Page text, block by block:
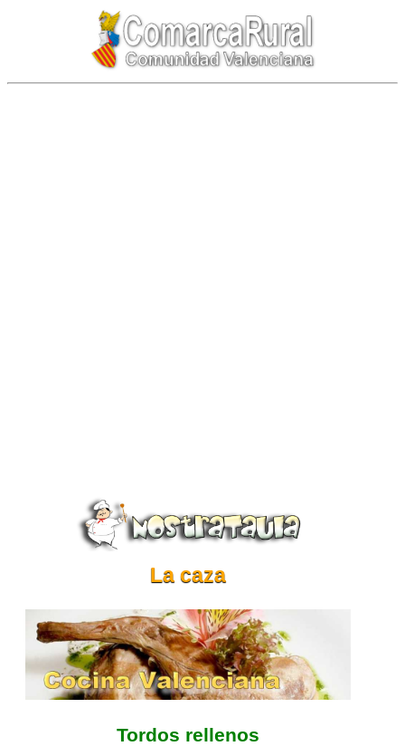
La caza
Tordos rellenos